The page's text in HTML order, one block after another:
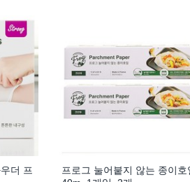
더 프
프로그 눌어붙지 않는 종이호